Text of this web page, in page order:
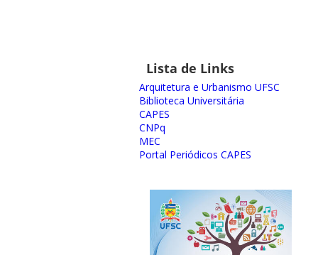
Lista de Links
Arquitetura e Urbanismo UFSC
Biblioteca Universitária
CAPES
CNPq
MEC
Portal Periódicos CAPES